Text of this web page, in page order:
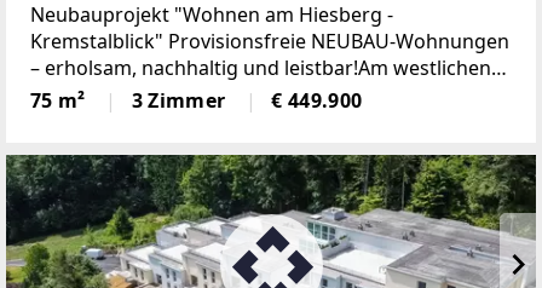
Neubauprojekt "Wohnen am Hiesberg -
Kremstalblick" Provisionsfreie NEUBAU-Wohnungen
– erholsam, nachhaltig und leistbar!Am westlichen
Ortsende der idyllischen Marktgemeinde
Senftenberg - umrandet von grünen Hügeln und
75 m² 3 Zimmer € 449.900